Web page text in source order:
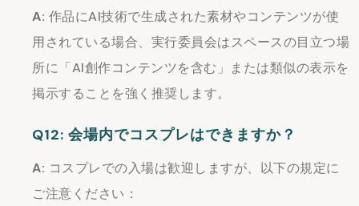
A: 作品にAI技術で生成された素材やコンテンツが使
用されている場合、実行委員会はスペースの目立つ場
所に「AI創作コンテンツを含む」または類似の表示を
掲示することを強く推奨します。
Q12: 会場内でコスプレはできますか？
A: コスプレでの入場は歓迎しますが、以下の規定に
ご注意ください：